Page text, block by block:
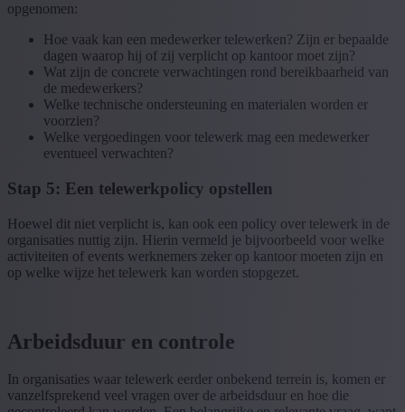
opgenomen:
Hoe vaak kan een medewerker telewerken? Zijn er bepaalde
dagen waarop hij of zij verplicht op kantoor moet zijn?
Wat zijn de concrete verwachtingen rond bereikbaarheid van
de medewerkers?
Welke technische ondersteuning en materialen worden er
voorzien?
Welke vergoedingen voor telewerk mag een medewerker
eventueel verwachten?
Stap 5: Een telewerkpolicy opstellen
Hoewel dit niet verplicht is, kan ook een policy over telewerk in de
organisaties nuttig zijn. Hierin vermeld je bijvoorbeeld voor welke
activiteiten of events werknemers zeker op kantoor moeten zijn en
op welke wijze het telewerk kan worden stopgezet.
Arbeidsduur en controle
In organisaties waar telewerk eerder onbekend terrein is, komen er
vanzelfsprekend veel vragen over de arbeidsduur en hoe die